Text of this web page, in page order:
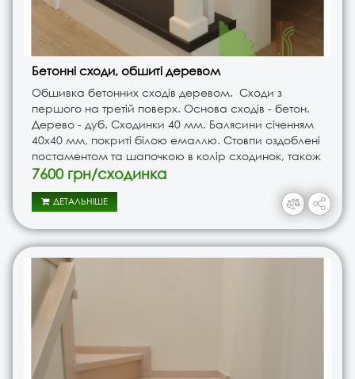
Бетонні сходи, обшиті деревом
Обшивка бетонних сходів деревом. Сходи з
першого на третій поверх. Основа сходів - бетон.
Дерево - дуб. Сходинки 40 мм. Балясини січенням
40х40 мм, покриті білою емаллю. Стовпи оздоблені
постаментом та шапочкою в колір сходинок, також
наявні фрезерування стовпів.Найбільш
7600 грн/сходинка
ДЕТАЛЬНІШЕ